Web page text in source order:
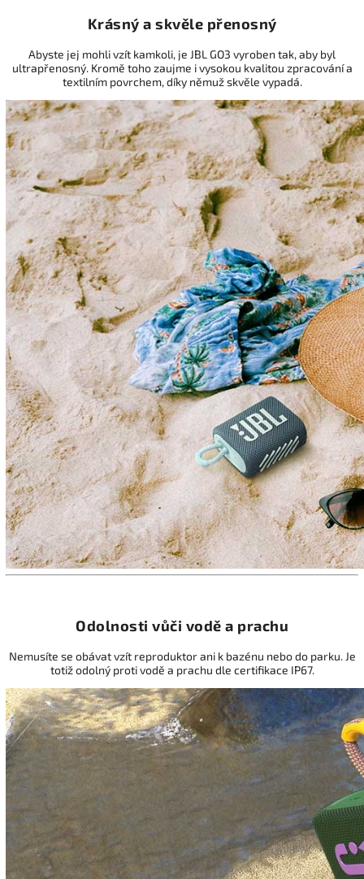
Krásný a skvěle přenosný
Abyste jej mohli vzít kamkoli, je JBL GO3 vyroben tak, aby byl
ultrapřenosný. Kromě toho zaujme i vysokou kvalitou zpracování a
textilním povrchem, díky němuž skvěle vypadá.
Odolnosti vůči vodě a prachu
Nemusíte se obávat vzít reproduktor ani k bazénu nebo do parku. Je
totiž odolný proti vodě a prachu dle certifikace IP67.